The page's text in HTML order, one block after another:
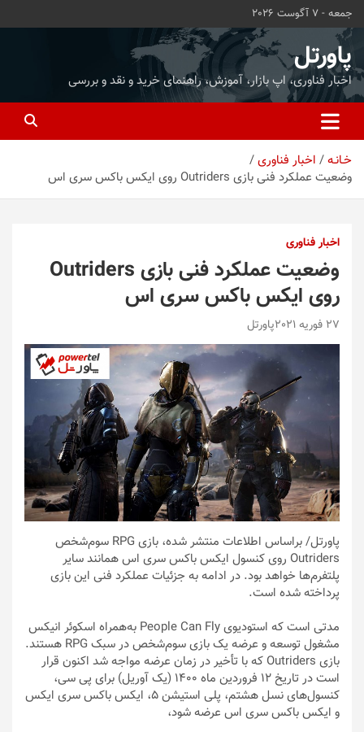
محتوا
بروید
جمعه - 7 آگوست 2026
پاورتل
اخبار فناوری، اپ بازار، آموزش، راهنمای خرید و نقد و بررسی
خـانـه
اخبار فناوری
وضعیت عملکرد فنی بازی Outriders روی ایکس باکس سری اس
اخبار فناوری
وضعیت عملکرد فنی بازی Outriders
روی ایکس باکس سری اس
27 فوریه 2021 پاورتل
پاورتل
/ براساس اطلاعات منتشر شده، بازی RPG سوم‌شخص
Outriders روی کنسول ایکس باکس سری اس همانند سایر
پلتفرم‌ها خواهد بود. در ادامه به جزئیات عملکرد فنی این بازی
پرداخته شده است.
مدتی است که استودیوی People Can Fly به‌همراه اسکوئر انیکس
مشغول توسعه و عرضه یک بازی سوم‌شخص در سبک RPG هستند.
بازی Outriders که با تأخیر در زمان عرضه مواجه شد اکنون قرار
است در تاریخ ۱۲ فروردین ماه ۱۴۰۰ (یک آوریل) برای پی سی،
کنسول‌های نسل هشتم، پلی استیشن 5، ایکس باکس سری ایکس
و ایکس باکس سری اس عرضه شود،